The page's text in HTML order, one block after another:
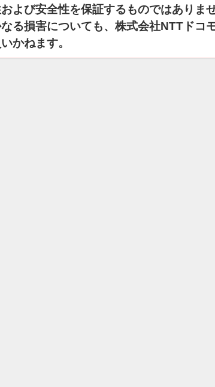
よび安全性を保証するものではありま
る損害についても、株式会社NTTドコ
かねます。